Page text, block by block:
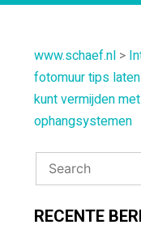
www.schaef.nl >
fotomuur tips
kunt vermijden
ophangsystemen
RECENTE